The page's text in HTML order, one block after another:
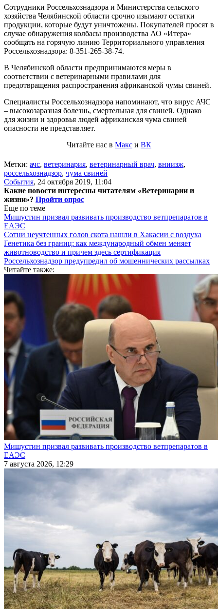
Сотрудники Россельхознадзора и Министерства сельского
хозяйства Челябинской области срочно изымают остатки
продукции, которые будут уничтожены. Покупателей просят в
случае обнаружения колбасы производства АО «Итера»
сообщать на горячую линию Территориального управления
Россельхознадзора: 8-351-265-38-74.
В Челябинской области предпринимаются меры в
соответствии с ветеринарными правилами для
предотвращения распространения африканской чумы свиней.
Специалисты Россельхознадзора напоминают, что вирус АЧС
– высокозаразная болезнь, смертельная для свиней. Однако
для жизни и здоровья людей африканская чума свиней
опасности не представляет.
Читайте нас в Макс и ВК
Метки: ачс, ветеринария, ветеринарный врач, вниизж,
россельхознадзор, чума свиней
События, 24 октября 2019, 11:04
Какие новости интересны читателям «Ветеринарии и
жизни»? Пройти опрос
Еще по теме
Мишустин призвал развивать производство ветпрепаратов в
ЕАЭС
Сотни неучтенных голов скота нашли в Хакасии с воздуха
Генетика без границ: как международный обмен меняет
животноводство и причем здесь сертификация
Россельхознадзор предупредил об мошеннических рассылках
Читайте также:
Мишустин призвал развивать производство ветпрепаратов в
ЕАЭС
7 августа 2026, 12:29